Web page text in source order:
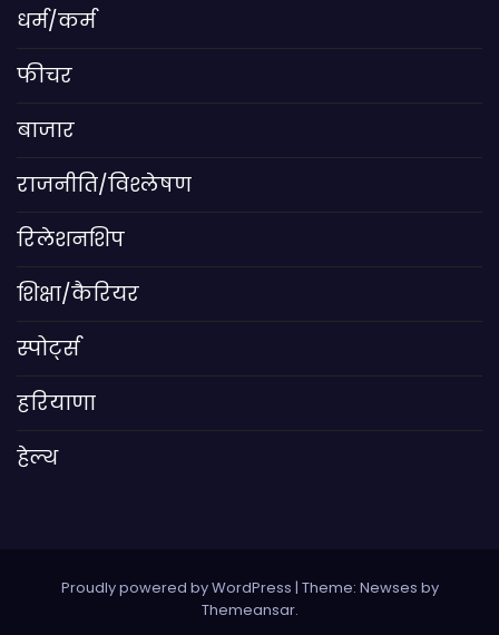
धर्म/कर्म
फीचर
बाजार
राजनीति/विश्लेषण
रिलेशनशिप
शिक्षा/कैरियर
स्पोर्ट्स
हरियाणा
हेल्थ
Proudly powered by WordPress | Theme: Newses by
Themeansar.